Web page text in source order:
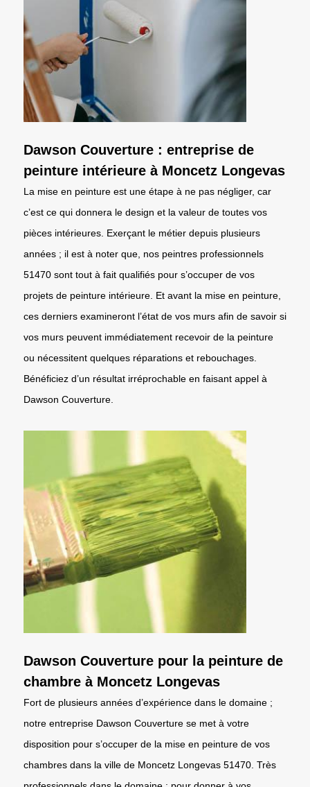
Dawson Couverture : entreprise de
peinture intérieure à Moncetz Longevas
La mise en peinture est une étape à ne pas négliger, car
c’est ce qui donnera le design et la valeur de toutes vos
pièces intérieures. Exerçant le métier depuis plusieurs
années ; il est à noter que, nos peintres professionnels
51470 sont tout à fait qualifiés pour s’occuper de vos
projets de peinture intérieure. Et avant la mise en peinture,
ces derniers examineront l’état de vos murs afin de savoir si
vos murs peuvent immédiatement recevoir de la peinture
ou nécessitent quelques réparations et rebouchages.
Bénéficiez d’un résultat irréprochable en faisant appel à
Dawson Couverture.
Dawson Couverture pour la peinture de
chambre à Moncetz Longevas
Fort de plusieurs années d’expérience dans le domaine ;
notre entreprise Dawson Couverture se met à votre
disposition pour s’occuper de la mise en peinture de vos
chambres dans la ville de Moncetz Longevas 51470. Très